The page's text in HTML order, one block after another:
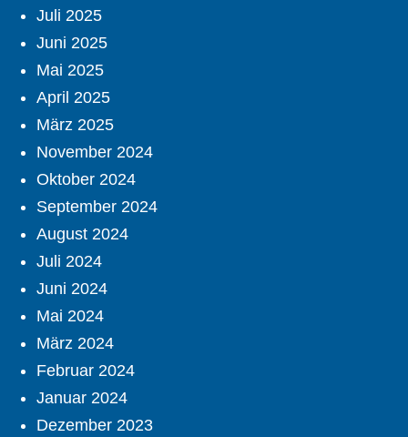
Juli 2025
Juni 2025
Mai 2025
April 2025
März 2025
November 2024
Oktober 2024
September 2024
August 2024
Juli 2024
Juni 2024
Mai 2024
März 2024
Februar 2024
Januar 2024
Dezember 2023